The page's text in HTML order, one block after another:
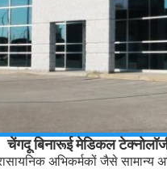
चेंगदू बिनारूई मेडिकल
अभिकर्मकों जैसे सामान्य